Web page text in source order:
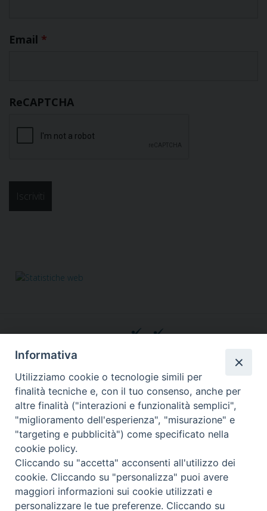
Email *
ReCAPTCHA
Responsabile segreteria organizzativa, tecnico, amministrativa,
comunicazione, grafica, social&web, Info in rete:
Fabiana Alario
Via Lungotevere dei Vallati, 10 - 00186 Roma
email:retinoperaroma@gmail.com-segreteria@retinopera.it
© Copyright 2012-2020
Informativa
Utilizziamo cookie o tecnologie simili per
finalità tecniche e, con il tuo consenso, anche per
altre finalità ("interazioni e funzionalità semplici",
"miglioramento dell'esperienza", "misurazione" e
"targeting e pubblicità") come specificato nella
cookie policy.
Cliccando su "accetta" acconsenti all'utilizzo dei
cookie. Cliccando su "personalizza" puoi avere
maggiori informazioni sui cookie utilizzati e
personalizzare le tue preferenze. Cliccando su